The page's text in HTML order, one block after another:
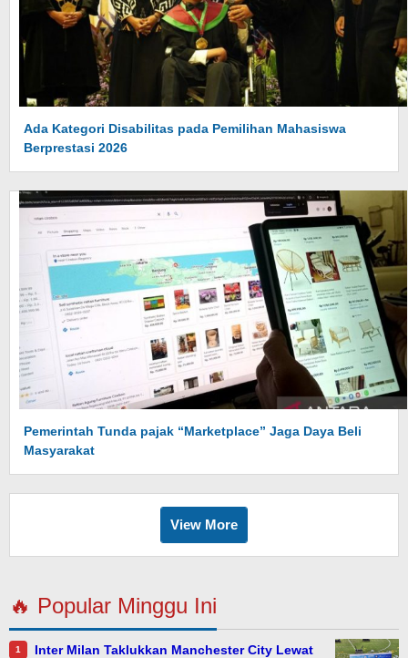
Ada Kategori Disabilitas pada Pemilihan Mahasiswa
Berprestasi 2026
Pemerintah Tunda pajak “Marketplace” Jaga Daya Beli
Masyarakat
View More
🔥 Popular Minggu Ini
1
Inter Milan Taklukkan Manchester City Lewat